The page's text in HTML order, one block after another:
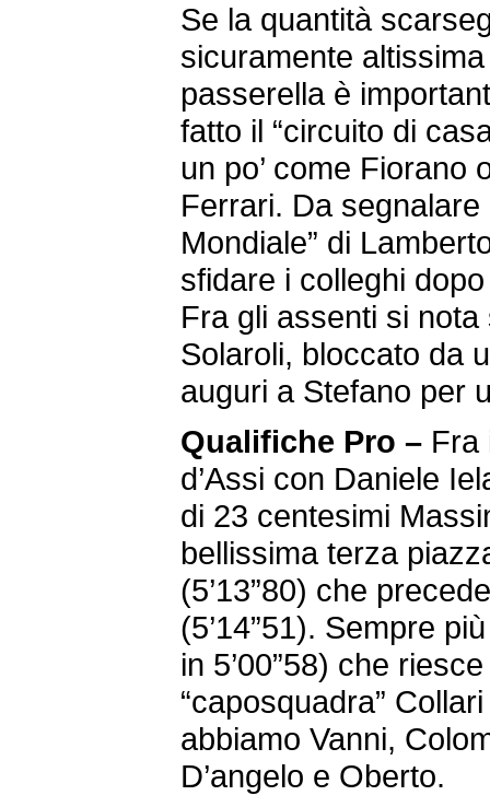
Se la quantità
sicuramente
passerella è
fatto il “circuito di
un po’ come Fiorano
Ferrari. Da
Mondiale” di
sfidare i colleghi
Fra gli assenti si
Solaroli, bloccato da
auguri a Stefano per
Qualifiche Pro – Fra
d’Assi con Daniele
di 23 centesimi
bellissima terza
(5’13”80) che
(5’14”51). Sempre
in 5’00”58) che
“caposquadra”
abbiamo Vanni,
D’angelo e Oberto.